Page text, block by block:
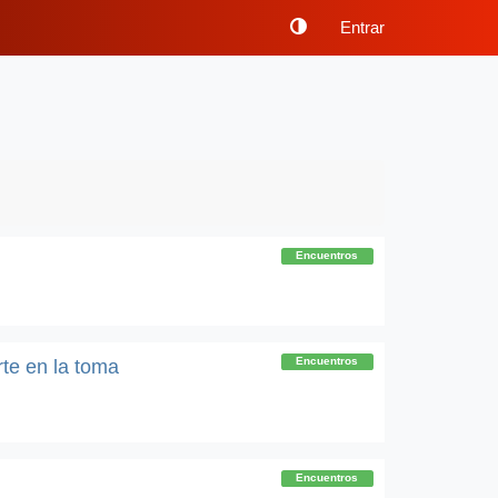
Entrar
Encuentros
Encuentros
en la toma
Encuentros